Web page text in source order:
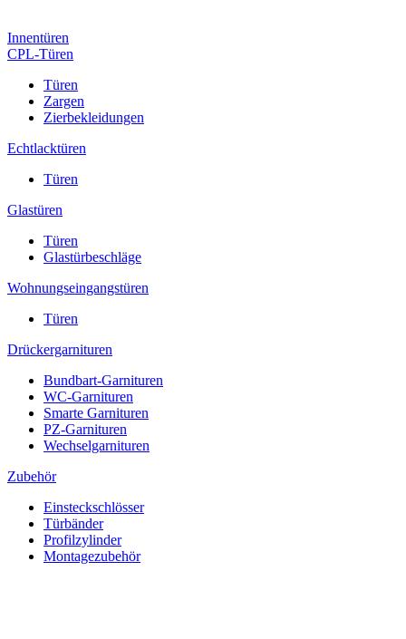
Innentüren
CPL-Türen
Türen
Zargen
Zierbekleidungen
Echtlacktüren
Türen
Glastüren
Türen
Glastürbeschläge
Wohnungseingangstüren
Türen
Drückergarnituren
Bundbart-Garnituren
WC-Garnituren
Smarte Garnituren
PZ-Garnituren
Wechselgarnituren
Zubehör
Einsteckschlösser
Türbänder
Profilzylinder
Montagezubehör